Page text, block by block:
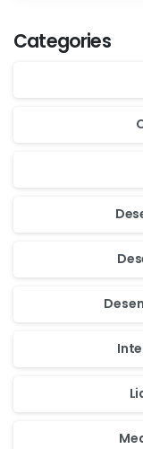
Categories